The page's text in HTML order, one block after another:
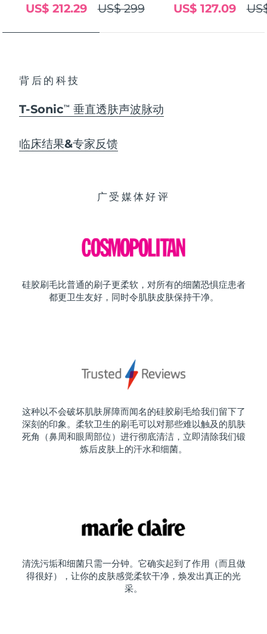
US$ 299
US$ 212.29 US$ 127.09
背后的科技
T-SonicTM 垂直透肤声波脉动
临床结果&专家反馈
广受媒体好评
硅胶刷毛比普通的刷子更柔软，对所有的细菌恐惧症患者
都更卫生友好，同时令肌肤皮肤保持干净。
这种以不会破坏肌肤屏障而闻名的硅胶刷毛给我们留下了
深刻的印象。柔软卫生的刷毛可以对那些难以触及的肌肤
死角（鼻周和眼周部位）进行彻底清洁，立即清除我们锻
炼后皮肤上的汗水和细菌。
清洗污垢和细菌只需一分钟。它确实起到了作用（而且做
得很好），让你的皮肤感觉柔软干净，焕发出真正的光
采。